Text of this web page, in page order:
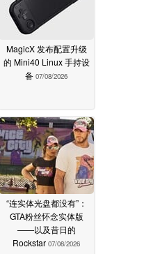
MagicX 发布配置升级
的 Mini40 Linux 手持设
备 07/08/2026
“连实体光盘都没有”：
GTA粉丝怀念实体版
——以及昔日的
Rockstar 07/08/2026